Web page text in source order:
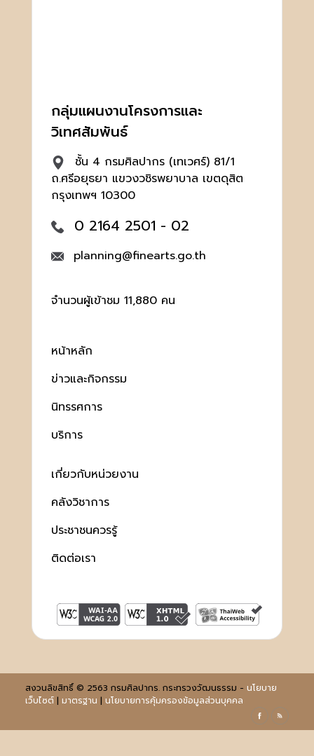
กลุ่มแผนงานโครงการและ
วิเทศสัมพันธ์
ชั้น 4 กรมศิลปากร (เทเวศร์) 81/1
ถ.ศรีอยุธยา แขวงวชิรพยาบาล เขตดุสิต
กรุงเทพฯ 10300
0 2164 2501 - 02
planning@finearts.go.th
จำนวนผู้เข้าชม 11,880 คน
หน้าหลัก
ข่าวและกิจกรรม
นิทรรศการ
บริการ
เกี่ยวกับหน่วยงาน
คลังวิชาการ
ประชาชนควรรู้
ติดต่อเรา
สงวนลิขสิทธิ์ © 2563 กรมศิลปากร. กระทรวงวัฒนธรรม - นโยบาย
เว็บไซต์| มาตรฐาน | นโยบายการคุ้มครองข้อมูลส่วนบุคคล